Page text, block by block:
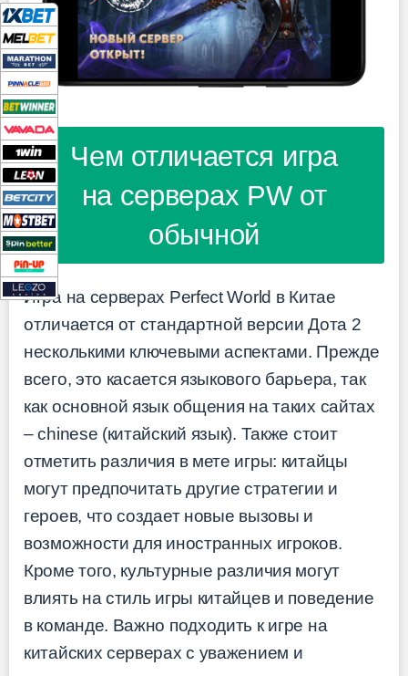
Чем отличается игра
на серверах PW от
обычной
Игра на серверах Perfect World в Китае
отличается от стандартной версии Дота 2
несколькими ключевыми аспектами. Прежде
всего, это касается языкового барьера, так
как основной язык общения на таких сайтах
– chinese (китайский язык). Также стоит
отметить различия в мете игры: китайцы
могут предпочитать другие стратегии и
героев, что создает новые вызовы и
возможности для иностранных игроков.
Кроме того, культурные различия могут
влиять на стиль игры китайцев и поведение
в команде. Важно подходить к игре на
китайских серверах с уважением и